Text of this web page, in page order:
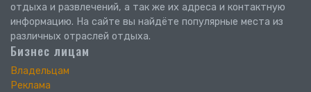
отдыха и развлечений, а так же их адреса и контактную
информацию. На сайте вы найдёте популярные места из
различных отраслей отдыха.
Бизнес лицам
Владельцам
Реклама